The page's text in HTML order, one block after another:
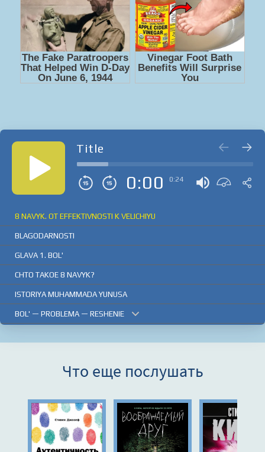
Title
0:00 0:24
8 NAVYK. OT EFFEKTIVNOSTI K VELICHIYU
BLAGODARNOSTI
GLAVA 1. BOL'
CHTO TAKOE 8 NAVYK?
ISTORIYA MUHAMMADA YUNUSA
BOL' — PROBLEMA — RESHENIE
VLAST' PARADIGMY
GLAVA 3. RESHENIE
OBRETITE SVOI GOLOS
Что еще послушать